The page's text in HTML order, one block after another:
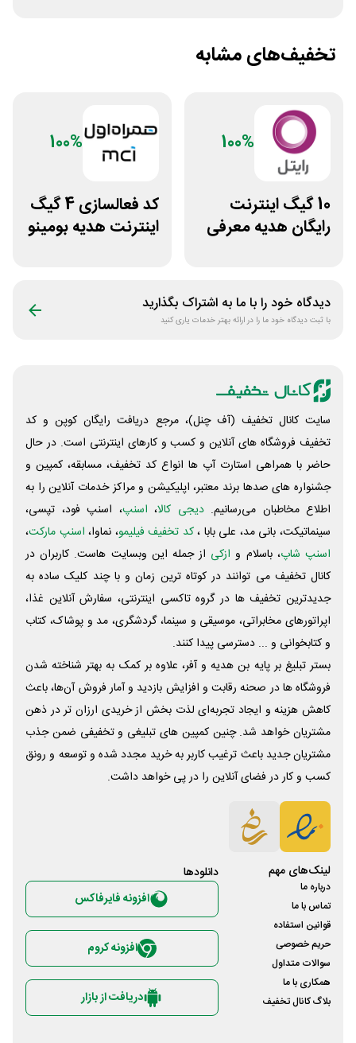
تخفیف‌های مشابه
100%
10 گیگ اینترنت
رایگان هدیه معرفی
100%
کد فعالسازی 4 گیگ
اینترنت هدیه بومینو
دیدگاه خود را با ما به اشتراک بگذارید
با ثبت دیدگاه خود ما را در ارائه بهتر خدمات یاری کنید
سایت کانال تخفیف (آف چنل)، مرجع دریافت رایگان کوپن و کد
تخفیف فروشگاه های آنلاین و کسب و‌ کارهای اینترنتی است. در حال
حاضر با همراهی استارت آپ ها انواع کد تخفیف، مسابقه، کمپین و
جشنواره های صدها برند معتبر، اپلیکیشن و مراکز خدمات آنلاین را به
اطلاع مخاطبان می‌رسانیم. دیجی کالا، اسنپ، اسنپ فود، تپسی،
سینماتیکت، بانی مد، علی‌ بابا ،کد تخفیف فیلیمو، نماوا، اسنپ مارکت،
اسنپ شاپ، باسلام و ازکی از جمله این وبسایت ‌هاست. کاربران در
کانال تخفیف می توانند در کوتاه ترین زمان و با چند کلیک ساده به
جدیدترین تخفیف ها در گروه تاکسی اینترنتی، سفارش آنلاین غذا،
اپراتورهای مخابراتی، موسیقی و سینما، گردشگری، مد و پوشاک، کتاب
و کتابخوانی و ... دسترسی پیدا کنند.
بستر تبلیغ بر پایه بن هدیه و آفر، علاوه بر کمک به بهتر شناخته شدن
فروشگاه ها در صحنه رقابت و افزایش بازدید و آمار فروش آن‌ها، باعث
کاهش هزینه و ایجاد تجربه‌ای لذت بخش از خریدی ارزان تر در ذهن
مشتریان خواهد شد. چنین کمپین های تبلیغی و تخفیفی ضمن جذب
مشتریان جدید باعث ترغیب کاربر به خرید مجدد شده و توسعه و رونق
کسب و کار در فضای آنلاین را در پی خواهد داشت.
لینک‌های مهم
درباره ما
تماس با ما
قوانین استفاده
حریم خصوصی
سوالات متداول
همکاری با ما
بلاگ کانال تخفیف
دانلود‌ها
افزونه فایرفاکس
افزونه کروم
دریافت از بازار